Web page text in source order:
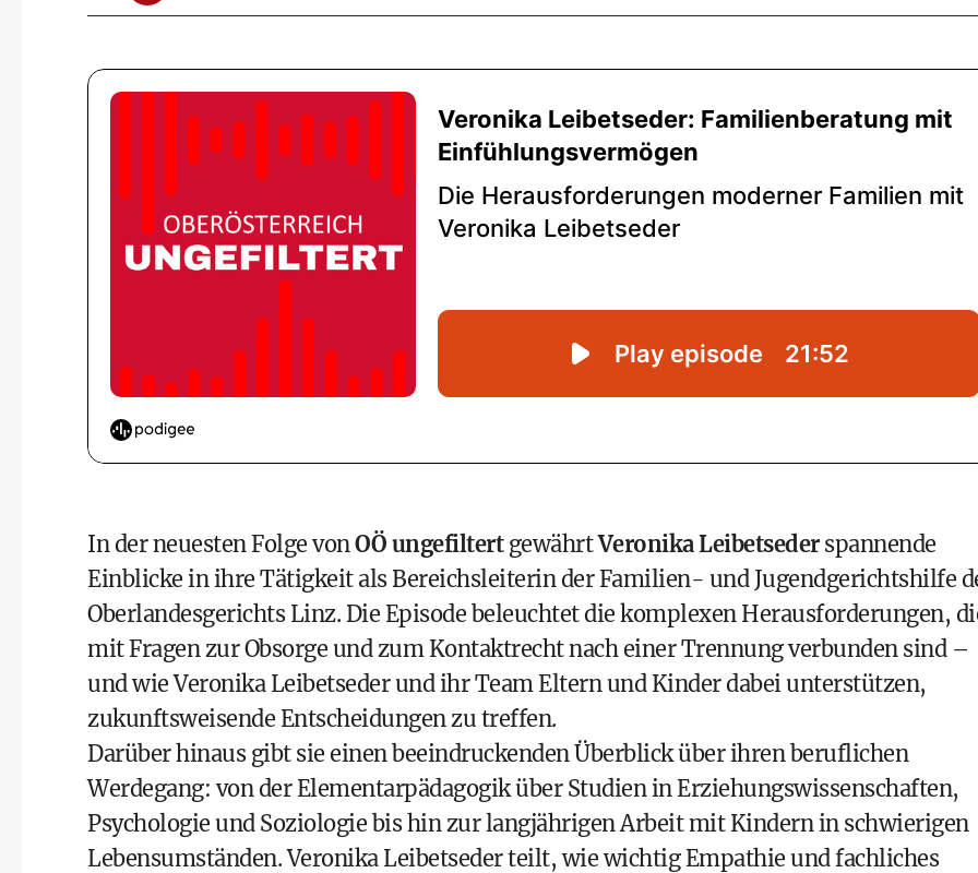
In der neuesten Folge vonOÖ ungefiltertgewährtVeronika Leibetsederspannende
Einblicke in ihre Tätigkeit als Bereichsleiterin der Familien- und Jugendgerichtshilfe
Oberlandesgerichts Linz. Die Episode beleuchtet die komplexen Herausforderungen,
mit Fragen zur Obsorge und zum Kontaktrecht nach einer Trennung verbunden sind –
und wie Veronika Leibetseder und ihr Team Eltern und Kinder dabei unterstützen,
zukunftsweisende Entscheidungen zu treffen.
Darüber hinaus gibt sie einen beeindruckenden Überblick über ihren beruflichen
Werdegang: von der Elementarpädagogik über Studien in Erziehungswissenschaften,
Psychologie und Soziologie bis hin zur langjährigen Arbeit mit Kindern in schwierigen
Lebensumständen. Veronika Leibetseder teilt, wie wichtig Empathie und fachliches